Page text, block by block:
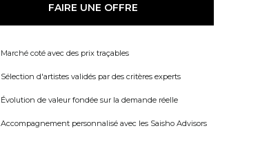
FAIRE UNE OFFRE
Marché coté avec des prix traçables
Sélection d'artistes validés par des critères experts
Évolution de valeur fondée sur la demande réelle
Accompagnement personnalisé avec les Saisho Advisors